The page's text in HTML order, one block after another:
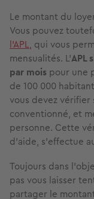
Le montant du
Vous pouvez
l'APL, qui vous
mensualités. L'APL
par mois pour une
de 100 000
vous devez
conventionné, et
personne. Cette
d'aide, s'effectue
Toujours dans
pas vous laisser
partager le